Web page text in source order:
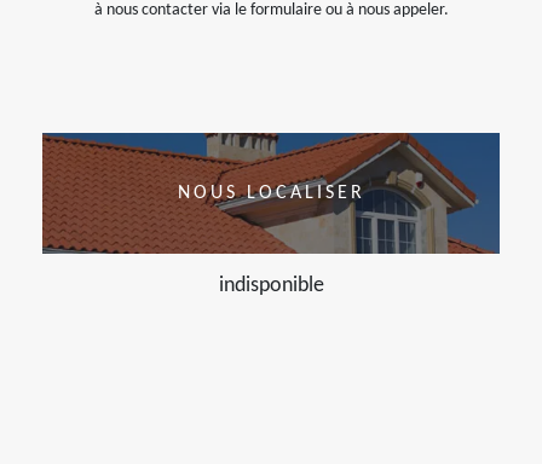
à nous contacter via le formulaire ou à nous appeler.
NOUS LOCALISER
indisponible